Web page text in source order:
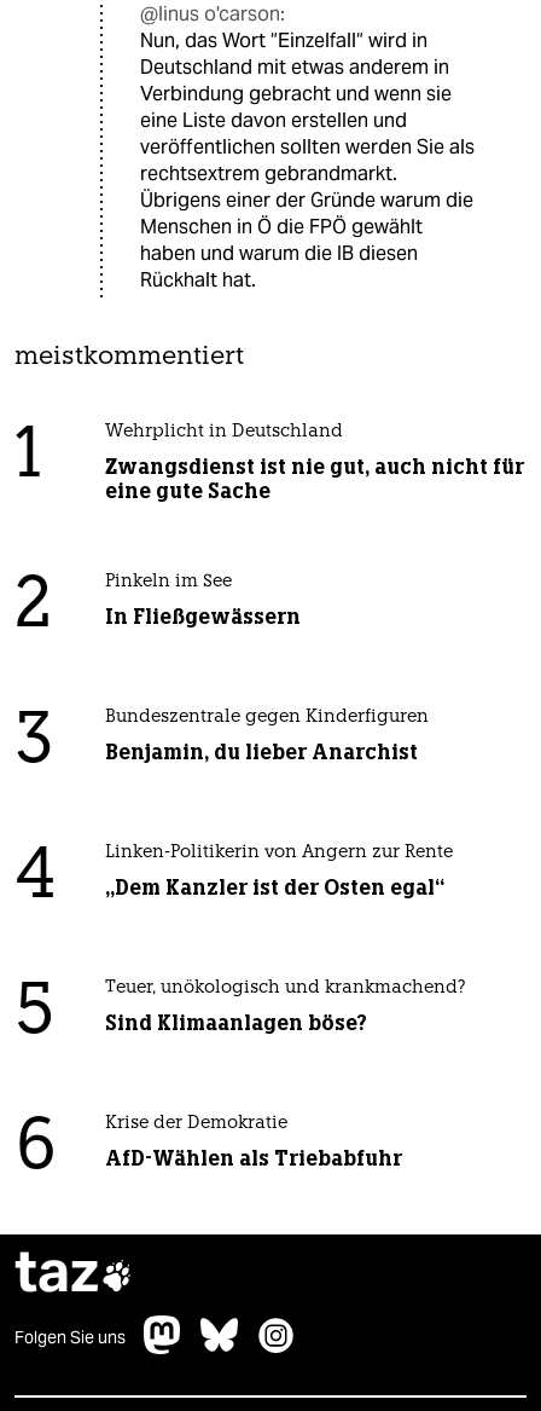
@linus o'carson:
Nun, das Wort “Einzelfall“ wird in
Deutschland mit etwas anderem in
Verbindung gebracht und wenn sie
eine Liste davon erstellen und
veröffentlichen sollten werden Sie als
rechtsextrem gebrandmarkt.
Übrigens einer der Gründe warum die
Menschen in Ö die FPÖ gewählt
haben und warum die IB diesen
Rückhalt hat.
meistkommentiert
1 Wehrplicht in Deutschland
Zwangsdienst ist nie gut, auch nicht für
eine gute Sache
2 Pinkeln im See
In Fließgewässern
3 Bundeszentrale gegen Kinderfiguren
Benjamin, du lieber Anarchist
4 Linken-Politikerin von Angern zur Rente
„Dem Kanzler ist der Osten egal“
5 Teuer, unökologisch und krankmachend?
Sind Klimaanlagen böse?
6 Krise der Demokratie
AfD-Wählen als Triebabfuhr
taz
Folgen Sie uns